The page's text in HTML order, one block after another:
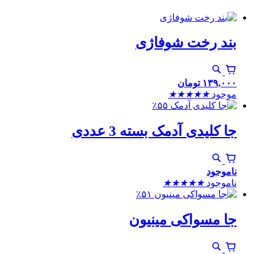
بند رخت شوفاژی
۱۳۹,۰۰۰ تومان
موجود ★
★
★
★
★
٪۵۵
جا کلیدی آدمک بسته 3 عددی
ناموجود
ناموجود ★
★
★
★
★
٪۵۱
جا مسواکی مینیون